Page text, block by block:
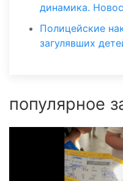
динамика.
Полицейские
загулявших
популярное